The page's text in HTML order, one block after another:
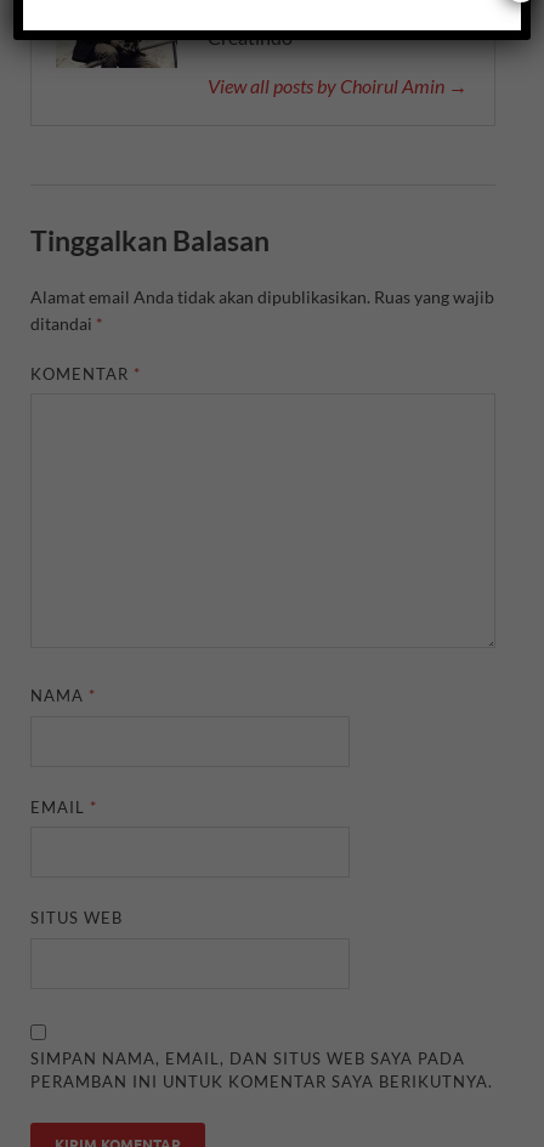
Creatindo
View all posts by Choirul Amin →
Tinggalkan Balasan
Alamat email Anda tidak akan dipublikasikan. Ruas yang wajib
ditandai *
KOMENTAR *
NAMA *
EMAIL *
SITUS WEB
SIMPAN NAMA, EMAIL, DAN SITUS WEB SAYA PADA
PERAMBAN INI UNTUK KOMENTAR SAYA BERIKUTNYA.